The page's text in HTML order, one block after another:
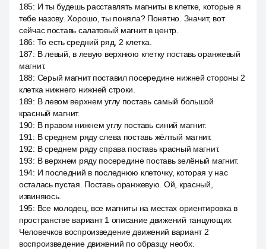
185: И ты будешь расставлять магниты в клетке, которые я
тебе назову. Хорошо, ты поняла? Понятно. Значит, вот
сейчас поставь салатовый магнит в центр.
186: То есть средний ряд, 2 клетка.
187: В левый, в левую верхнюю клетку поставь оранжевый
магнит.
188: Серый магнит поставил посередине нижней стороны 2
клетка нижнего нижней строки.
189: В левом верхнем углу поставь самый большой
красный магнит.
190: В правом нижнем углу поставь синий магнит.
191 : В среднем ряду слева поставь жёлтый магнит.
192: В среднем ряду справа поставь красный магнит.
193: В верхнем ряду посередине поставь зелёный магнит.
194: И последний в последнюю клеточку, которая у нас
осталась пустая. Поставь оранжевую. Ой, красный,
извиняюсь.
195: Все молодец, все магниты на местах ориентировка в
пространстве вариант 1 описание движений танцующих
Человечков воспроизведение движений вариант 2
воспроизведение движений по образцу необх.